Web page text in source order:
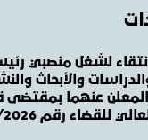
لشغل منصبي
والأبحاث
المعلن عنهما بمقتضى